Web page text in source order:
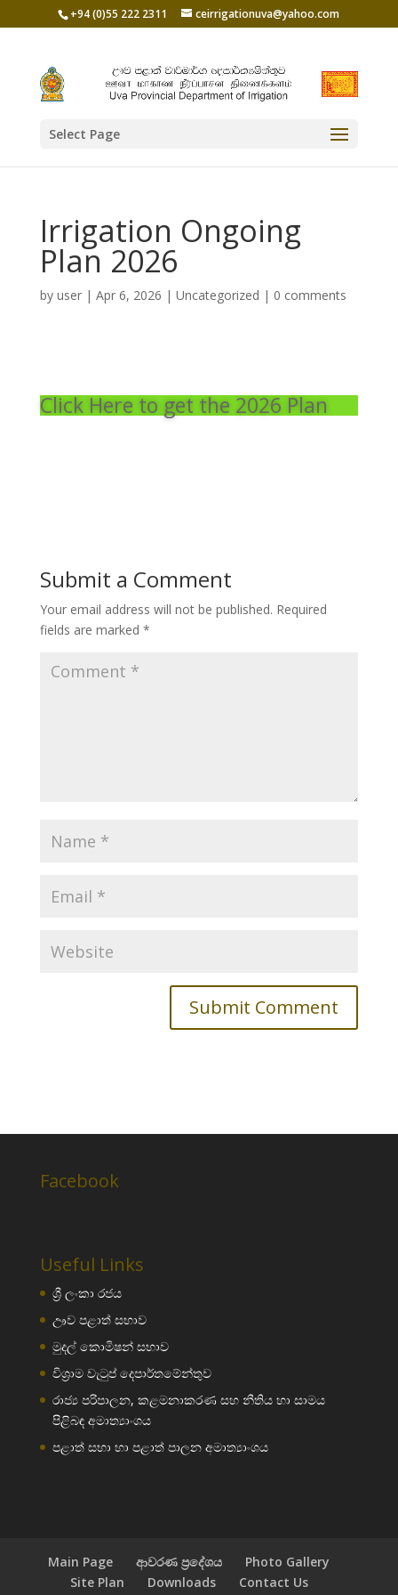
+94 (0)55 222 2311 ceirrigationuva@yahoo.com
Select Page
Irrigation Ongoing
Plan 2026
by user| Apr 6, 2026 | Uncategorized | 0 comments
Click Here to get the 2026 Plan
Submit a Comment
Your email address will not be published. Required
fields are marked *
Facebook
Useful Links
ශ්‍රී ලංකා රජය
ඌව පළාත් සභාව
මුදල් කොමිෂන් සභාව
විශ්‍රාම වැටුප් දෙපාර්තමේන්තුව
රාජ්‍ය පරිපාලන, කළමනාකරණ සහ නීතිය හා සාමය
පිළිබඳ අමාත්‍යාංශය
පළාත් සභා හා පළාත් පාලන අමාත්‍යාංශය
Main Page ආවරණ ප්‍රදේශය
Photo Gallery
Site Plan
Downloads Contact Us